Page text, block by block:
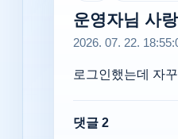
운영자님 사
2026. 07. 22.
로그인했는데 자
댓글 2